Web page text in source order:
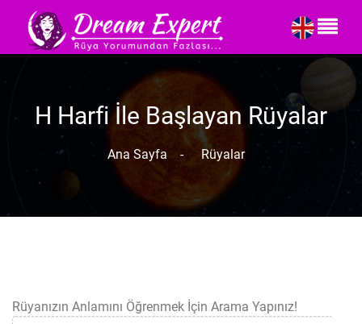
H Harfi İle Başlayan Rüyalar
Ana Sayfa - Rüyalar
Rüyanızın Anlamını Öğrenmek İçin Arama Yapınız!